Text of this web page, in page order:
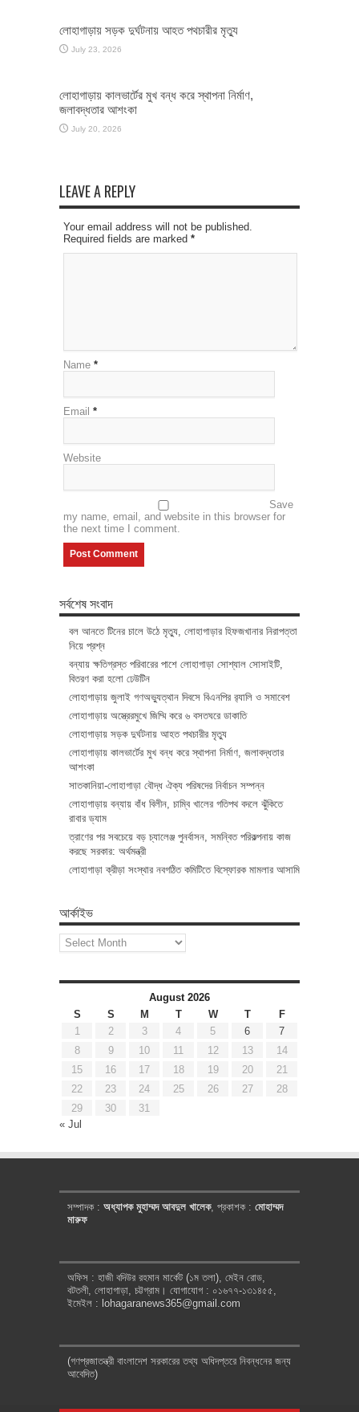
লোহাগাড়ায় সড়ক দুর্ঘটনায় আহত পথচারীর মৃত্যু
July 23, 2026
লোহাগাড়ায় কালভার্টের মুখ বন্ধ করে স্থাপনা নির্মাণ,
জলাবদ্ধতার আশংকা
July 20, 2026
LEAVE A REPLY
Your email address will not be published.
Required fields are marked *
Name *
Email *
Website
Save
my name, email, and website in this browser for
the next time I comment.
সর্বশেষ সংবাদ
বল আনতে টিনের চালে উঠে মৃত্যু, লোহাগাড়ার হিফজখানার নিরাপত্তা
নিয়ে প্রশ্ন
বন্যায় ক্ষতিগ্রস্ত পরিবারের পাশে লোহাগাড়া সোশ্যাল সোসাইটি,
বিতরণ করা হলো ঢেউটিন
লোহাগাড়ায় জুলাই গণঅভ্যুত্থান দিবসে বিএনপির র‌্যালি ও সমাবেশ
লোহাগাড়ায় অস্ত্রেরমুখে জিম্মি করে ৬ বসতঘরে ডাকাতি
লোহাগাড়ায় সড়ক দুর্ঘটনায় আহত পথচারীর মৃত্যু
লোহাগাড়ায় কালভার্টের মুখ বন্ধ করে স্থাপনা নির্মাণ, জলাবদ্ধতার
আশংকা
সাতকানিয়া-লোহাগাড়া বৌদ্ধ ঐক্য পরিষদের নির্বাচন সম্পন্ন
লোহাগাড়ায় বন্যায় বাঁধ বিলীন, চাম্বি খালের গতিপথ বদলে ঝুঁকিতে
রাবার ড্যাম
ত্রাণের পর সবচেয়ে বড় চ্যালেঞ্জ পুনর্বাসন, সমন্বিত পরিকল্পনায় কাজ
করছে সরকার: অর্থমন্ত্রী
লোহাগাড়া ক্রীড়া সংস্থার নবগঠিত কমিটিতে বিস্ফোরক মামলার আসামি
আর্কাইভ
আর্কাইভ
August 2026
S
S M T W T
F
1
2 3 4 5 6
7
8
9 10 11 12 13
14
15
16 17 18 19 20
21
22
23 24 25 26 27
28
29
30
31
« Jul
সম্পাদক : অধ্যাপক মুহাম্মদ আবদুল খালেক, প্রকাশক : মোহাম্মদ
মারুফ
অফিস : হাজী বদিউর রহমান মার্কেট (১ম তলা), মেইন রোড,
বটতলী, লোহাগাড়া, চট্টগ্রাম। যোগাযোগ : ০১৬৭৭-১৩১৪৫৫,
ইমেইল : lohagaranews365@gmail.com
(গণপ্রজাতন্ত্রী বাংলাদেশ সরকারের তথ্য অধিদপ্তরে নিবন্ধনের জন্য
আবেদিত)